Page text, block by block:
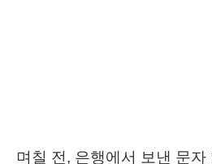
며칠 전, 은행에서 보낸 문자